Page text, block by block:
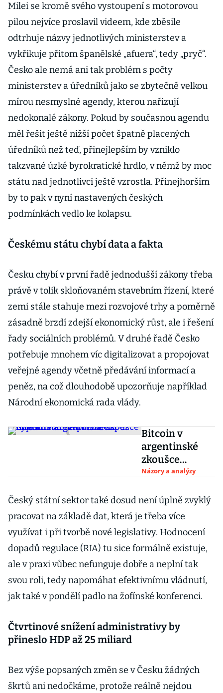
Milei se kromě svého vystoupení s motorovou
pilou nejvíce proslavil videem, kde zběsile
odtrhuje názvy jednotlivých ministerstev a
vykřikuje přitom španělské „afuera“, tedy „pryč“.
Česko ale nemá ani tak problém s počty
ministerstev a úředníků jako se zbytečně velkou
mírou nesmyslné agendy, kterou nařizují
nedokonalé zákony. Pokud by současnou agendu
měl řešit ještě nižší počet špatně placených
úředníků než teď, přinejlepším by vzniklo
takzvané úzké byrokratické hrdlo, v němž by moc
státu nad jednotlivci ještě vzrostla. Přinejhorším
by to pak v nyní nastavených českých
podmínkách vedlo ke kolapsu.
Českému státu chybí data a fakta
Česku chybí v první řadě jednodušší zákony třeba
právě v tolik skloňovaném stavebním řízení, které
zemi stále stahuje mezi rozvojové trhy a poměrně
zásadně brzdí zdejší ekonomický růst, ale i řešení
řady sociálních problémů. V druhé řadě Česko
potřebuje mnohem víc digitalizovat a propojovat
veřejné agendy včetně předávání informací a
peněz, na což dlouhodobě upozorňuje například
Národní ekonomická rada vlády.
Bitcoin v
argentinské
zkoušce
hyperinflací
Co s tím udělá
prezident
Názory a analýzy
Český státní sektor také dosud není úplně zvyklý
pracovat na základě dat, která je třeba více
využívat i při tvorbě nové legislativy. Hodnocení
dopadů regulace (RIA) tu sice formálně existuje,
ale v praxi vůbec nefunguje dobře a neplní tak
svou roli, tedy napomáhat efektivnímu vládnutí,
jak také v pondělí padlo na žofínské konferenci.
Čtvrtinové snížení administrativy by
přineslo HDP až 25 miliard
Bez výše popsaných změn se v Česku žádných
škrtů ani nedočkáme, protože reálně nejdou